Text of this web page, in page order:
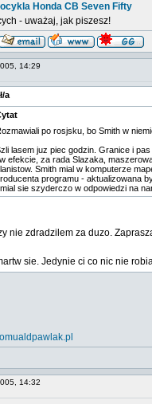
Honda CB Seven Fifty
- uważaj, jak piszesz!
14:29
a
po rosjsku, bo Smith w
lasem juz piec godzin. Granice i
efekcie, za rada Slazaka,
Smith mial w komputerze
programu - aktualizowana
sie szyderczo w odpowiedzi na
nie zdradzilem za duzo.
sie. Jedynie ci co nic nie
14:32